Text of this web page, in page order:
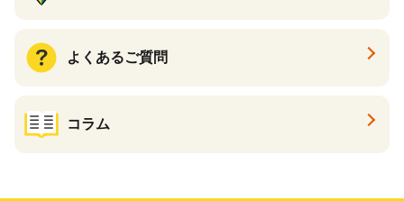
よくあるご質問
コラム